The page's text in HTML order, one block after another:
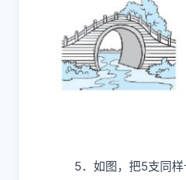
5．如图，把5支同